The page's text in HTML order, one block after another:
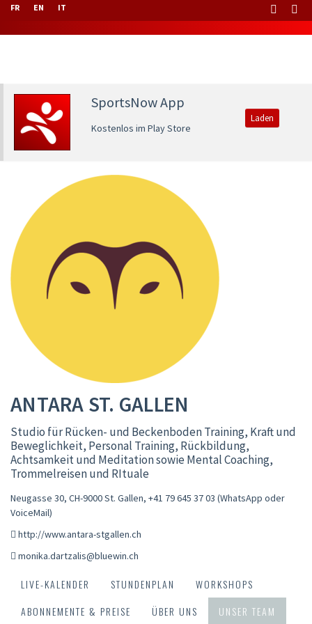
FR EN IT
SportsNow App
Kostenlos im Play Store
Laden
ANTARA ST. GALLEN
Studio für Rücken- und Beckenboden Training, Kraft und
Beweglichkeit, Personal Training, Rückbildung,
Achtsamkeit und Meditation sowie Mental Coaching,
Trommelreisen und RItuale
Neugasse 30, CH-9000 St. Gallen, +41 79 645 37 03 (WhatsApp oder
VoiceMail)
http://www.antara-stgallen.ch
monika.dartzalis@bluewin.ch
LIVE-KALENDER STUNDENPLAN
WORKSHOPS
ABONNEMENTE & PREISE
ÜBER UNS UNSER TEAM